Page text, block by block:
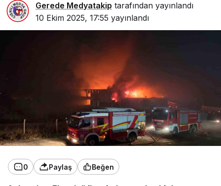
Gerede Medyatakip tarafından yayınlandı
10 Ekim 2025, 17:55 yayınlandı
0 Paylaş Beğen